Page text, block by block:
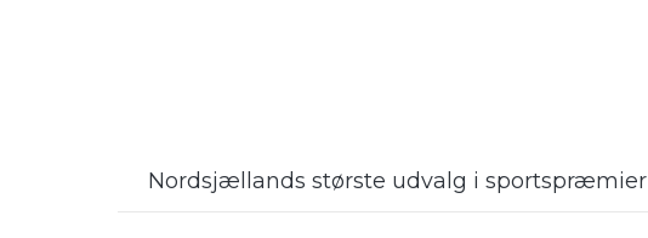
Nordsjællands største udvalg i sportspræmier